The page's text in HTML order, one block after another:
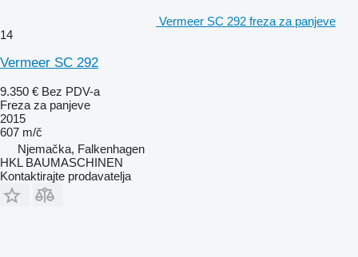
Vermeer SC 292 freza za panjeve
14
Vermeer SC 292
9.350 € Bez PDV-a
Freza za panjeve
2015
607 m/č
Njemačka, Falkenhagen
HKL BAUMASCHINEN
Kontaktirajte prodavatelja